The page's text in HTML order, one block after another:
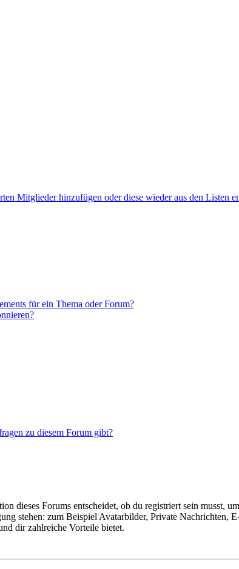
Mitglieder hinzufügen oder diese wieder aus den Listen
für ein Thema oder Forum?
zu diesem Forum gibt?
dieses Forums entscheidet, ob du registriert sein musst,
stehen: zum Beispiel Avatarbilder, Private Nachrichten,
dir zahlreiche Vorteile bietet.